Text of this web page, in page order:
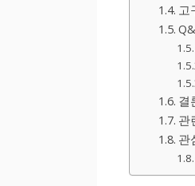
고
결
관
관